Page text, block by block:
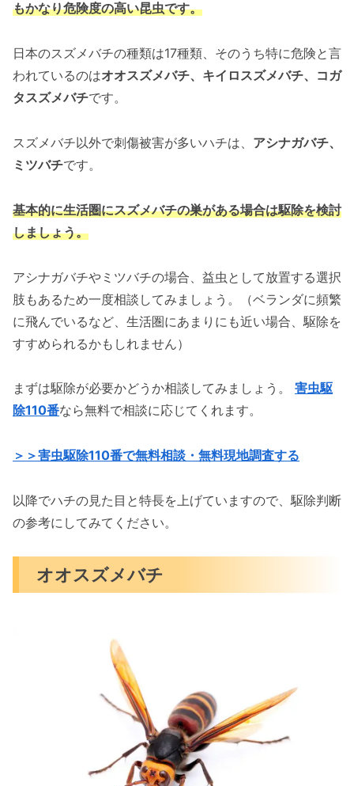
もかなり危険度の高い昆虫です。
日本のスズメバチの種類は17種類、そのうち特に危険と言
われているのはオオスズメバチ、キイロスズメバチ、コガ
タスズメバチです。
スズメバチ以外で刺傷被害が多いハチは、 アシナガバチ、
ミツバチです。
基本的に生活圏にスズメバチの巣がある場合は駆除を検討
しましょう。
アシナガバチやミツバチの場合、益虫として放置する選択
肢もあるため一度相談してみましょう。（ベランダに頻繁
に飛んでいるなど、生活圏にあまりにも近い場合、駆除を
すすめられるかもしれません）
まずは駆除が必要かどうか相談してみましょう。 害虫駆
除110番なら無料で相談に応じてくれます。
＞＞害虫駆除110番で無料相談・無料現地調査する
以降でハチの見た目と特長を上げていますので、駆除判断
の参考にしてみてください。
オオスズメバチ